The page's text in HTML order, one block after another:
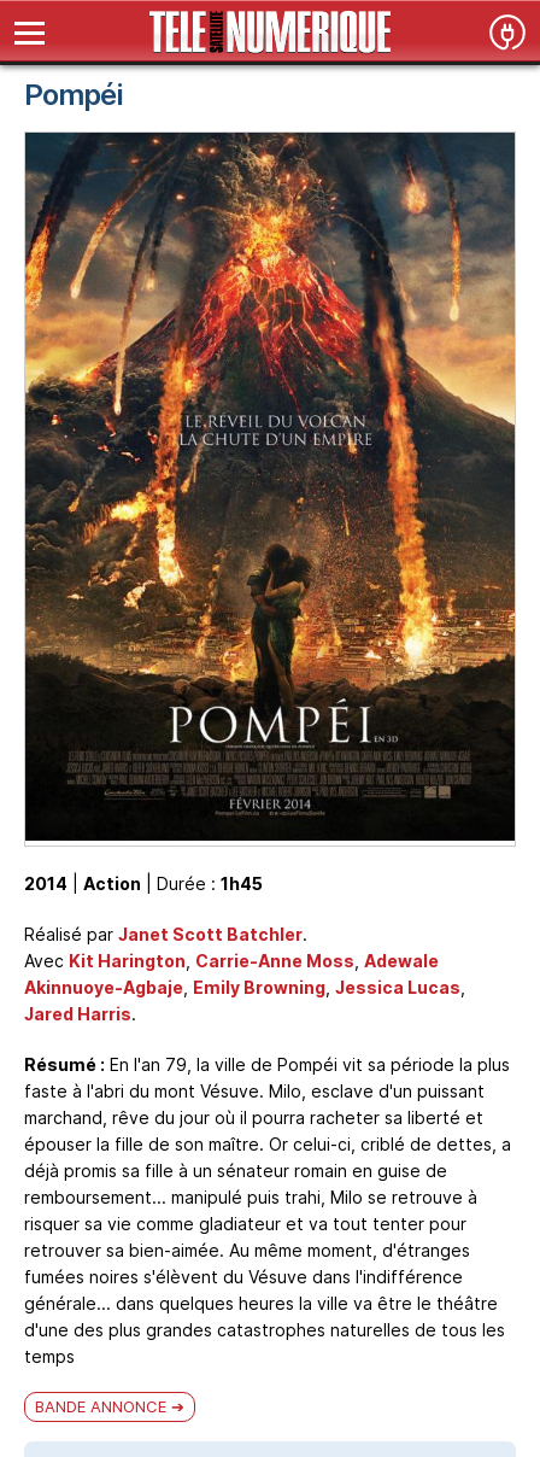
Pompéi
2014 Action | Durée : 1h45
Réalisé par Janet Scott Batchler.
Avec Kit Harington, Carrie-Anne Moss, Adewale
Akinnuoye-Agbaje, Emily Browning, Jessica Lucas,
Jared Harris.
Résumé : En l'an 79, la ville de Pompéi vit sa période la plus
faste à l'abri du mont Vésuve. Milo, esclave d'un puissant
marchand, rêve du jour où il pourra racheter sa liberté et
épouser la fille de son maître. Or celui-ci, criblé de dettes, a
déjà promis sa fille à un sénateur romain en guise de
remboursement... manipulé puis trahi, Milo se retrouve à
risquer sa vie comme gladiateur et va tout tenter pour
retrouver sa bien-aimée. Au même moment, d'étranges
fumées noires s'élèvent du Vésuve dans l'indifférence
générale... dans quelques heures la ville va être le théâtre
d'une des plus grandes catastrophes naturelles de tous les
temps
BANDE ANNONCE